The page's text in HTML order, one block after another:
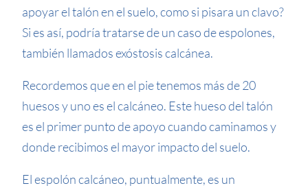
apoyar el talón en el suelo, como si pisara un clavo?
Si es así, podría tratarse de un caso de espolones,
también llamados exóstosis calcánea.
Recordemos que en el pie tenemos más de 20
huesos y uno es el calcáneo. Este hueso del talón
es el primer punto de apoyo cuando caminamos y
donde recibimos el mayor impacto del suelo.
El espolón calcáneo, puntualmente, es un